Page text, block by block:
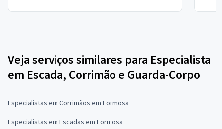
Veja serviços similares para Especialista
em Escada, Corrimão e Guarda-Corpo
Especialistas em Corrimãos em Formosa
Especialistas em Escadas em Formosa